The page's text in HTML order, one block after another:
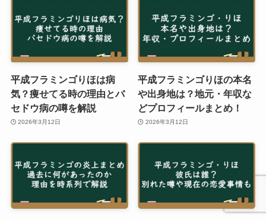
平成フラミンゴりほは病
気？痩せてる時の理由とバ
セドウ病の噂を解説
2026年3月12日
平成フラミンゴりほの本名
や出身地は？地元・年収な
どプロフィールまとめ！
2026年3月12日